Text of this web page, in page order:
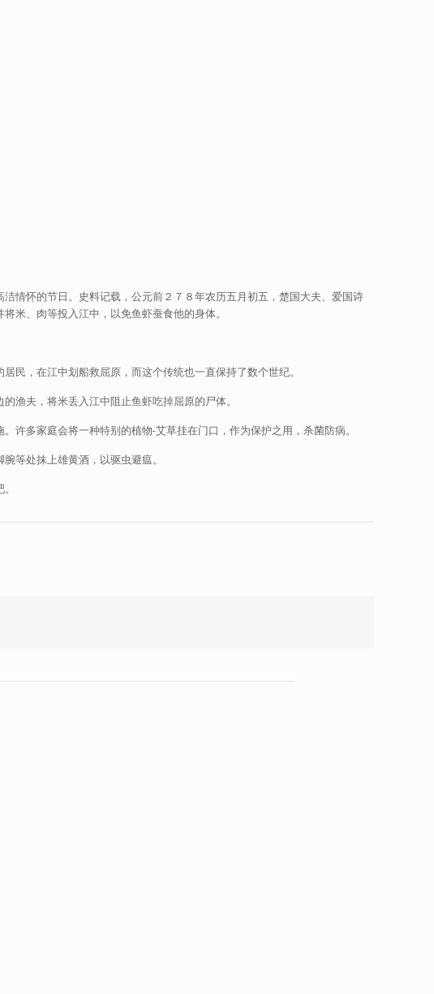
情怀的节日。史料记载，公元前２７８年农历五月初五，楚国大夫、爱国诗
米、肉等投入江中，以免鱼虾蚕食他的身体。
民，在江中划船救屈原，而这个传统也一直保持了数个世纪。
渔夫，将米丢入江中阻止鱼虾吃掉屈原的尸体。
许多家庭会将一种特别的植物-艾草挂在门口，作为保护之用，杀菌防病。
等处抹上雄黄酒，以驱虫避瘟。